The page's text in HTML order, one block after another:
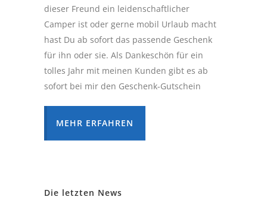
dieser Freund ein leidenschaftlicher
Camper ist oder gerne mobil Urlaub macht
hast Du ab sofort das passende Geschenk
für ihn oder sie. Als Dankeschön für ein
tolles Jahr mit meinen Kunden gibt es ab
sofort bei mir den Geschenk-Gutschein
MEHR ERFAHREN
Die letzten News